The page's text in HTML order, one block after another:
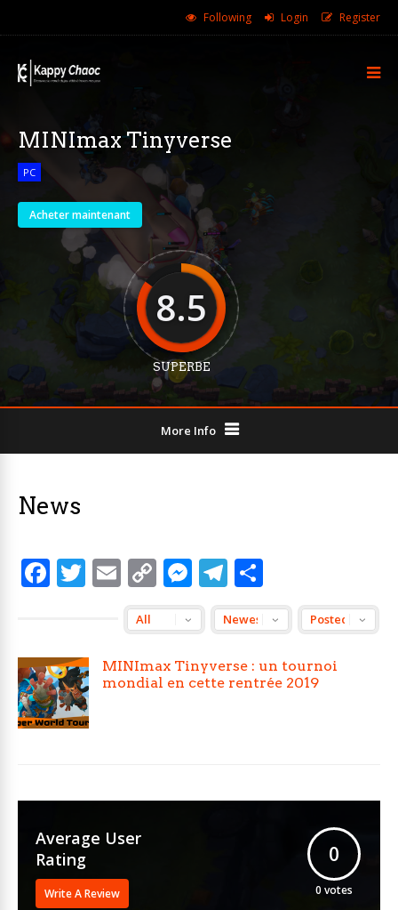
Following Login Register
MINImax Tinyverse
PC
Acheter maintenant
8.5
SUPERBE
More Info
News
Facebook
Twitter
EmailCopy
Link
Messenger
Telegram
MINImax Tinyverse : un tournoi
mondial en cette rentrée 2019
Average User
Rating
Write A Review
0
0 votes